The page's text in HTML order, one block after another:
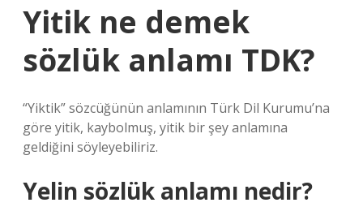
Yitik ne demek
sözlük anlamı TDK?
“Yiktik” sözcüğünün anlamının Türk Dil Kurumu’na
göre yitik, kaybolmuş, yitik bir şey anlamına
geldiğini söyleyebiliriz.
Yelin sözlük anlamı nedir?